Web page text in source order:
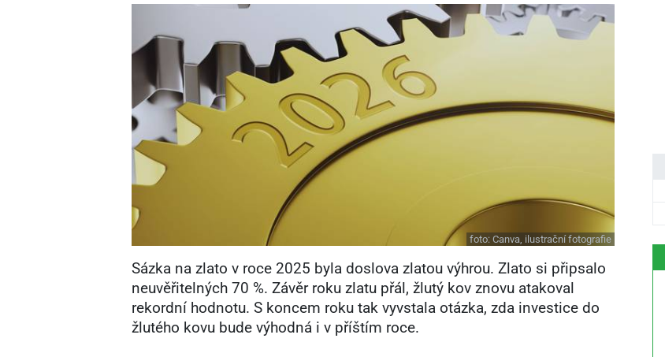
foto:Canva, ilustrační fotografie
Sázka na zlato v roce 2025 byla doslova zlatou výhrou. Zlato si připsalo
neuvěřitelných 70 %. Závěr roku zlatu přál, žlutý kov znovu atakoval
rekordní hodnotu. S koncem roku tak vyvstala otázka, zda investice do
žlutého kovu bude výhodná i v příštím roce.